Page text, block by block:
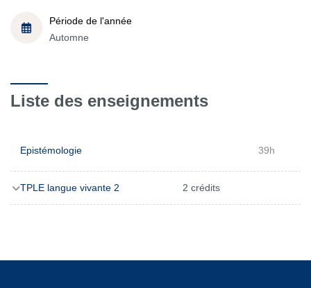
Période de l'année
Automne
Liste des enseignements
Epistémologie 39h
TPLE langue vivante 2 2 crédits